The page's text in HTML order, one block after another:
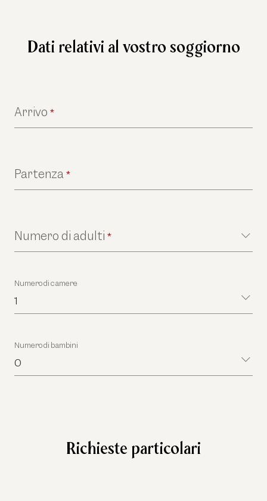
Dati relativi al vostro soggiorno
Arrivo *
Partenza*
Numero di adulti *
Numero di camere
1
Numero di bambini
0
Richieste particolari